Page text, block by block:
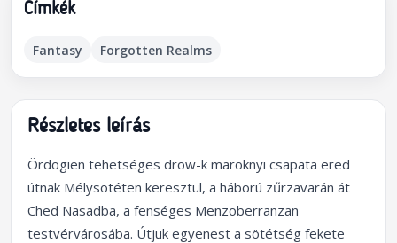
Címkék
Fantasy Forgotten Realms
Részletes leírás
Ördögien tehetséges drow-k maroknyi csapata ered
útnak Mélysötéten keresztül, a háború zűrzavarán át
Ched Nasadba, a fenséges Menzoberranzan
testvérvárosába. Útjuk egyenest a sötétség fekete